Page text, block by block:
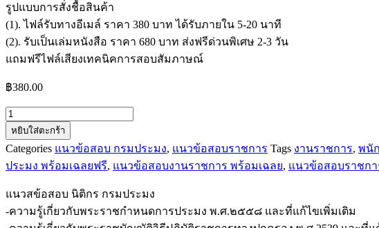
รูปแบบการสั่งชื้อสินค้า
(1). ไฟล์รับทางอีเมล์ ราคา 380 บาท ได้รับภายใน 5-20 นาที
(2). รับเป็นเล่มหนังสือ ราคา 680 บาท ส่งฟรีด่วนพิเศษ 2-3 วัน
แถมฟรีไฟล์เสียงเทคนิคการสอบสัมภาษณ์
฿380.00
จำนวน
แนว
ส
ข้อสอบ
กรม
ประมง
หยิบใส่ตะกร้า
Categories แนวข้อสอบ กรมประมง, แนวข้อสอบราชการ Tags งานราชการ, พนั
ประมง พร้อมเฉลยฟรี, แนวข้อสอบงานราชการ พร้อมเฉลย, แนวข้อสอบราชกา
แนวสข้อสอบ นิติกร กรมประมง
-ความรู้เกี่ยวกับพระราชกำหนดการประมง พ.ศ.๒๕๕๘ และที่แก้ไขเพิ่มเติม